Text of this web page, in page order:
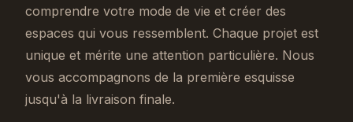
comprendre votre mode de vie et créer des
espaces qui vous ressemblent. Chaque projet est
unique et mérite une attention particulière. Nous
vous accompagnons de la première esquisse
jusqu'à la livraison finale.